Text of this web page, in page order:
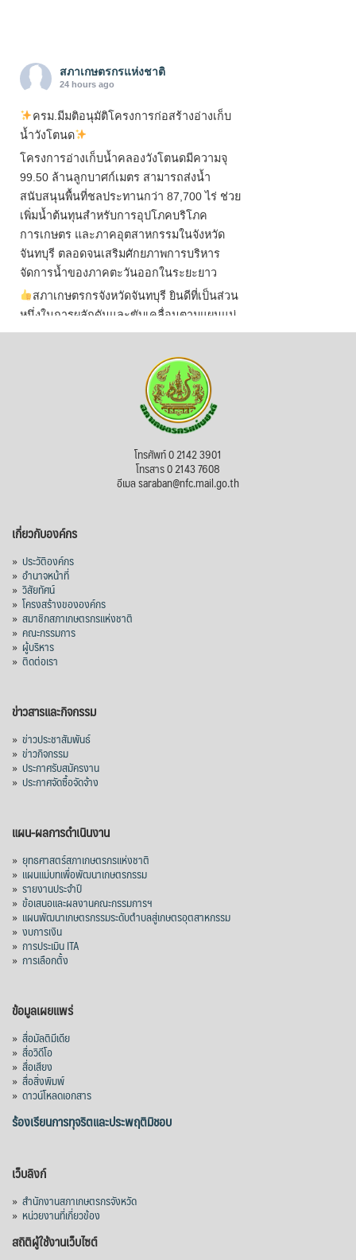
สภาเกษตรกรแห่งชาติ
24 hours ago
ครม.มีมติอนุมัติโครงการก่อสร้างอ่างเก็บ
น้ำวังโตนด
โครงการอ่างเก็บน้ำคลองวังโตนดมีความจุ
99.50 ล้านลูกบาศก์เมตร สามารถส่งน้ำ
สนับสนุนพื้นที่ชลประทานกว่า 87,700 ไร่ ช่วย
เพิ่มน้ำต้นทุนสำหรับการอุปโภคบริโภค
การเกษตร และภาคอุตสาหกรรมในจังหวัด
จันทบุรี ตลอดจนเสริมศักยภาพการบริหาร
จัดการน้ำของภาคตะวันออกในระยะยาว
สภาเกษตรกรจังหวัดจันทบุรี ยินดีที่เป็นส่วน
หนึ่งในการผลักดันและขับเคลื่อนตามแผนแม่
บทเพื่อพั ...See More
ไม่สามารถดูเนื้อหานี้ได้ในขณะนี้
สภาเกษตรกรแห่งชาติ
กรมการค้าต่างประเทศ กระทรวงพาณิชย์ เปิด
ไทยในช่วง 6 เดือนของปี 2569 (ม.ค.-มิ.ย.) มี
1,205 ล้านดอลลาร์สหรัฐ (ประมาณ
38,003.15 ล้านบาท) ลดลง 27.69%
ปรับตัวลดลงตามสภาวะเศรษฐกิจและการค้า
โลก โดยตลาดส่งออกสำคัญ จีน ส่งออกได้
1.52 ล้านตัน ลด 61.71%
ส่งออกมันครึ่งปี 69 ปริมาณ 2.52 ล้านตัน
ลด 51.63% ยังดีที่ราคาขายดีกว่าปีก่อน
mgronline.com
View on Facebook
สภาเกษตรกรแห่งชาติ
1 day ago
คณะรัฐมนตรี อนุมัติโครงการอ่างเก็บน้ำ
คลองวังโตนด วงเงิน 7,200 ล้านบาท สะท้อน
ผลสำเร็จการผลักดันข้อเสนอเชิงนโยบายของ
เมื่อวันที่ 5 สิงหาคม 2569 คณะรัฐมนตรีมีมติ
อนุมัติโครงการอ่างเก็บน้ำคลองวังโตนด
จังหวัดจันทบุรี กรอบวงเงิน 7,200 ล้านบาท
กำหนดระยะเวลาดำเนินงาน 7 ปี (พ.ศ. 2570–
2576) โดยโครงการมีความจุ 99.50 ล้าน
ลูกบาศก์เมตร สามารถสนับสนุนพื้นที่
ชลประทานกว่า 87,700 ไร่ เพิ่ม
View on Facebook
โทรศัพท์ 0 2142 3901
โทรสาร 0 2143 7608
อีเมล saraban@nfc.mail.go.th
เกี่ยวกับองค์กร
» ประวัติองค์กร
» อำนาจหน้าที่
» วิสัยทัศน์
» โครงสร้างขององค์กร
» สมาชิกสภาเกษตรกรแห่งชาติ
» คณะกรรมการ
» ผู้บริหาร
» ติดต่อเรา
ข่าวสารและกิจกรรม
» ข่าวประชาสัมพันธ์
» ข่าวกิจกรรม
» ประกาศรับสมัครงาน
» ประกาศจัดซื้อจัดจ้าง
แผน-ผลการดำเนินงาน
» ยุทธศาสตร์สภาเกษตรกรแห่งชาติ
» แผนแม่บทเพื่อพัฒนาเกษตรกรรม
» รายงานประจำปี
» ข้อเสนอและผลงานคณะกรรมการฯ
» แผนพัฒนาเกษตรกรรมระดับตำบลสู่เกษตรอุตสาหกรรม
» งบการเงิน
» การประเมิน ITA
» การเลือกตั้ง
ข้อมูลเผยแพร่
» สื่อมัลติมีเดีย
» สื่อวิดีโอ
» สื่อเสียง
» สื่อสิ่งพิมพ์
» ดาวน์โหลดเอกสาร
ร้องเรียนการทุจริตและประพฤติมิชอบ
เว็บลิงก์
» สำนักงานสภาเกษตรกรจังหวัด
» หน่วยงานที่เกี่ยวข้อง
สถิติผู้ใช้งานเว็บไซต์